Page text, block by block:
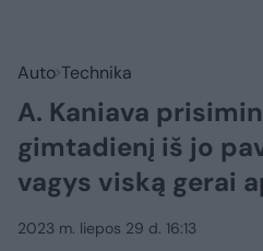
Auto Technika
A. Kaniava
gimtadienį iš jo
vagys viską gerai
2023 m. liepos 29 d. 16:13